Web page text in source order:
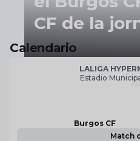
CF de la
inaugural
Calendario
LALIGA
Estadio
Burgos CF
Match